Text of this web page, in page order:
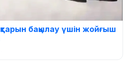
бақылау үшін жойғыш